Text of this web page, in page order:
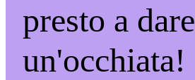
presto a dare
un'occhiata!